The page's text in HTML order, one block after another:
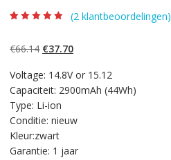
gebaseerd op
klantbeoordelin
(2 klantbeoordelingen)
€66.14 Oorspronkelijke
was:
€66.14.
€37.70Huidige
is:
€37.70.
Voltage: 14.8V or 15.12
Capaciteit: 2900mAh (44Wh)
Type: Li-ion
Conditie: nieuw
Kleur:zwart
Garantie: 1 jaar